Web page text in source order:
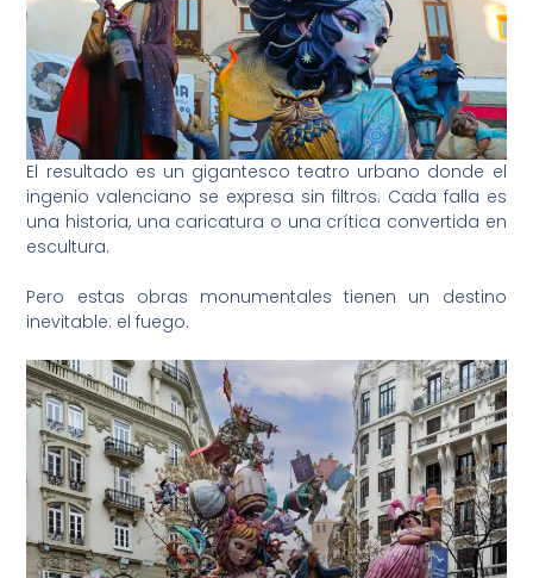
El resultado es un gigantesco teatro urbano donde el
ingenio valenciano se expresa sin filtros. Cada falla es
una historia, una caricatura o una crítica convertida en
escultura.
Pero estas obras monumentales tienen un destino
inevitable: el fuego.